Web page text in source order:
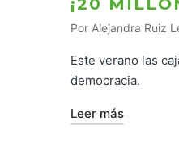
Publicado
por
Por Alejandra Ruiz
Este verano las
democracia.
Leer más